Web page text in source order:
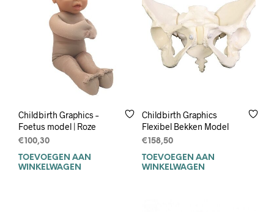
Childbirth Graphics –
Foetus model | Roze
€100,30
TOEVOEGEN AAN
WINKELWAGEN
Childbirth Graphics
Flexibel Bekken Model
€158,50
TOEVOEGEN AAN
WINKELWAGEN